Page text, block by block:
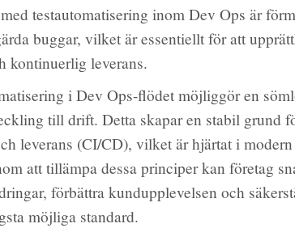
testautomatisering inom Dev Ops är
buggar, vilket är essentiellt för att
kontinuerlig leverans.
i Dev Ops-flödet möjliggör en
till drift. Detta skapar en stabil grund
leverans (CI/CD), vilket är hjärtat i modern
att tillämpa dessa principer kan företag
förbättra kundupplevelsen och
möjliga standard.